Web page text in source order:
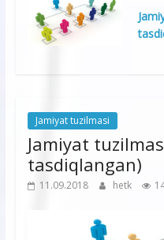
Jamiyat tuzilmasi
Jamiyat
tasdiqlangan)
11.09.2018 hetk